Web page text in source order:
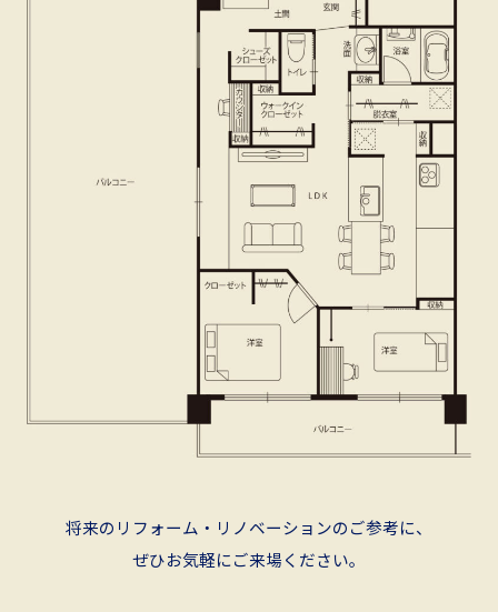
将来のリフォーム・リノベーションのご参考に、
ぜひお気軽にご来場ください。